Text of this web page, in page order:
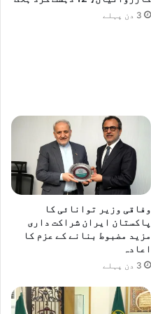
3 دن پہلے
وفاقی وزیر توانائی کا
پاکستان ایران شراکت داری
مزید مضبوط بنانے کے عزم کا
اعادہ
3 دن پہلے